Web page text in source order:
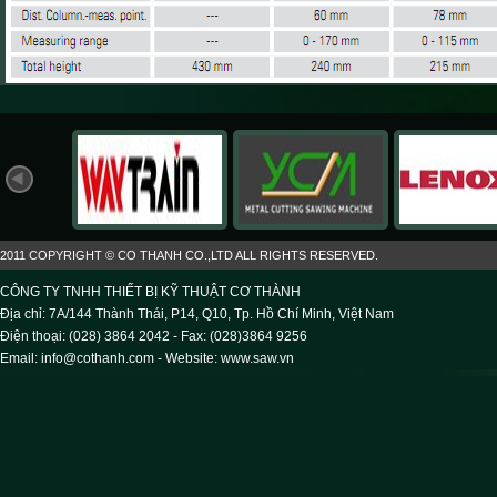
2011 COPYRIGHT © CO THANH CO.,LTD ALL RIGHTS RESERVED.
CÔNG TY TNHH THIẾT BỊ KỸ THUẬT CƠ THÀNH
Địa chỉ: 7A/144 Thành Thái, P14, Q10, Tp. Hồ Chí Minh, Việt Nam
Điện thoại: (028) 3864 2042 - Fax: (028)3864 9256
Email: info@cothanh.com - Website: www.saw.vn